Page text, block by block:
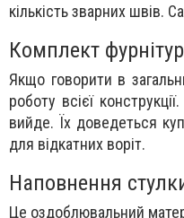
кількість зварних швів.
Комплект
Якщо говорити в
роботу всієї
вийде. Їх доведеться
для відкатних воріт.
Наповнення
Це оздоблювальний